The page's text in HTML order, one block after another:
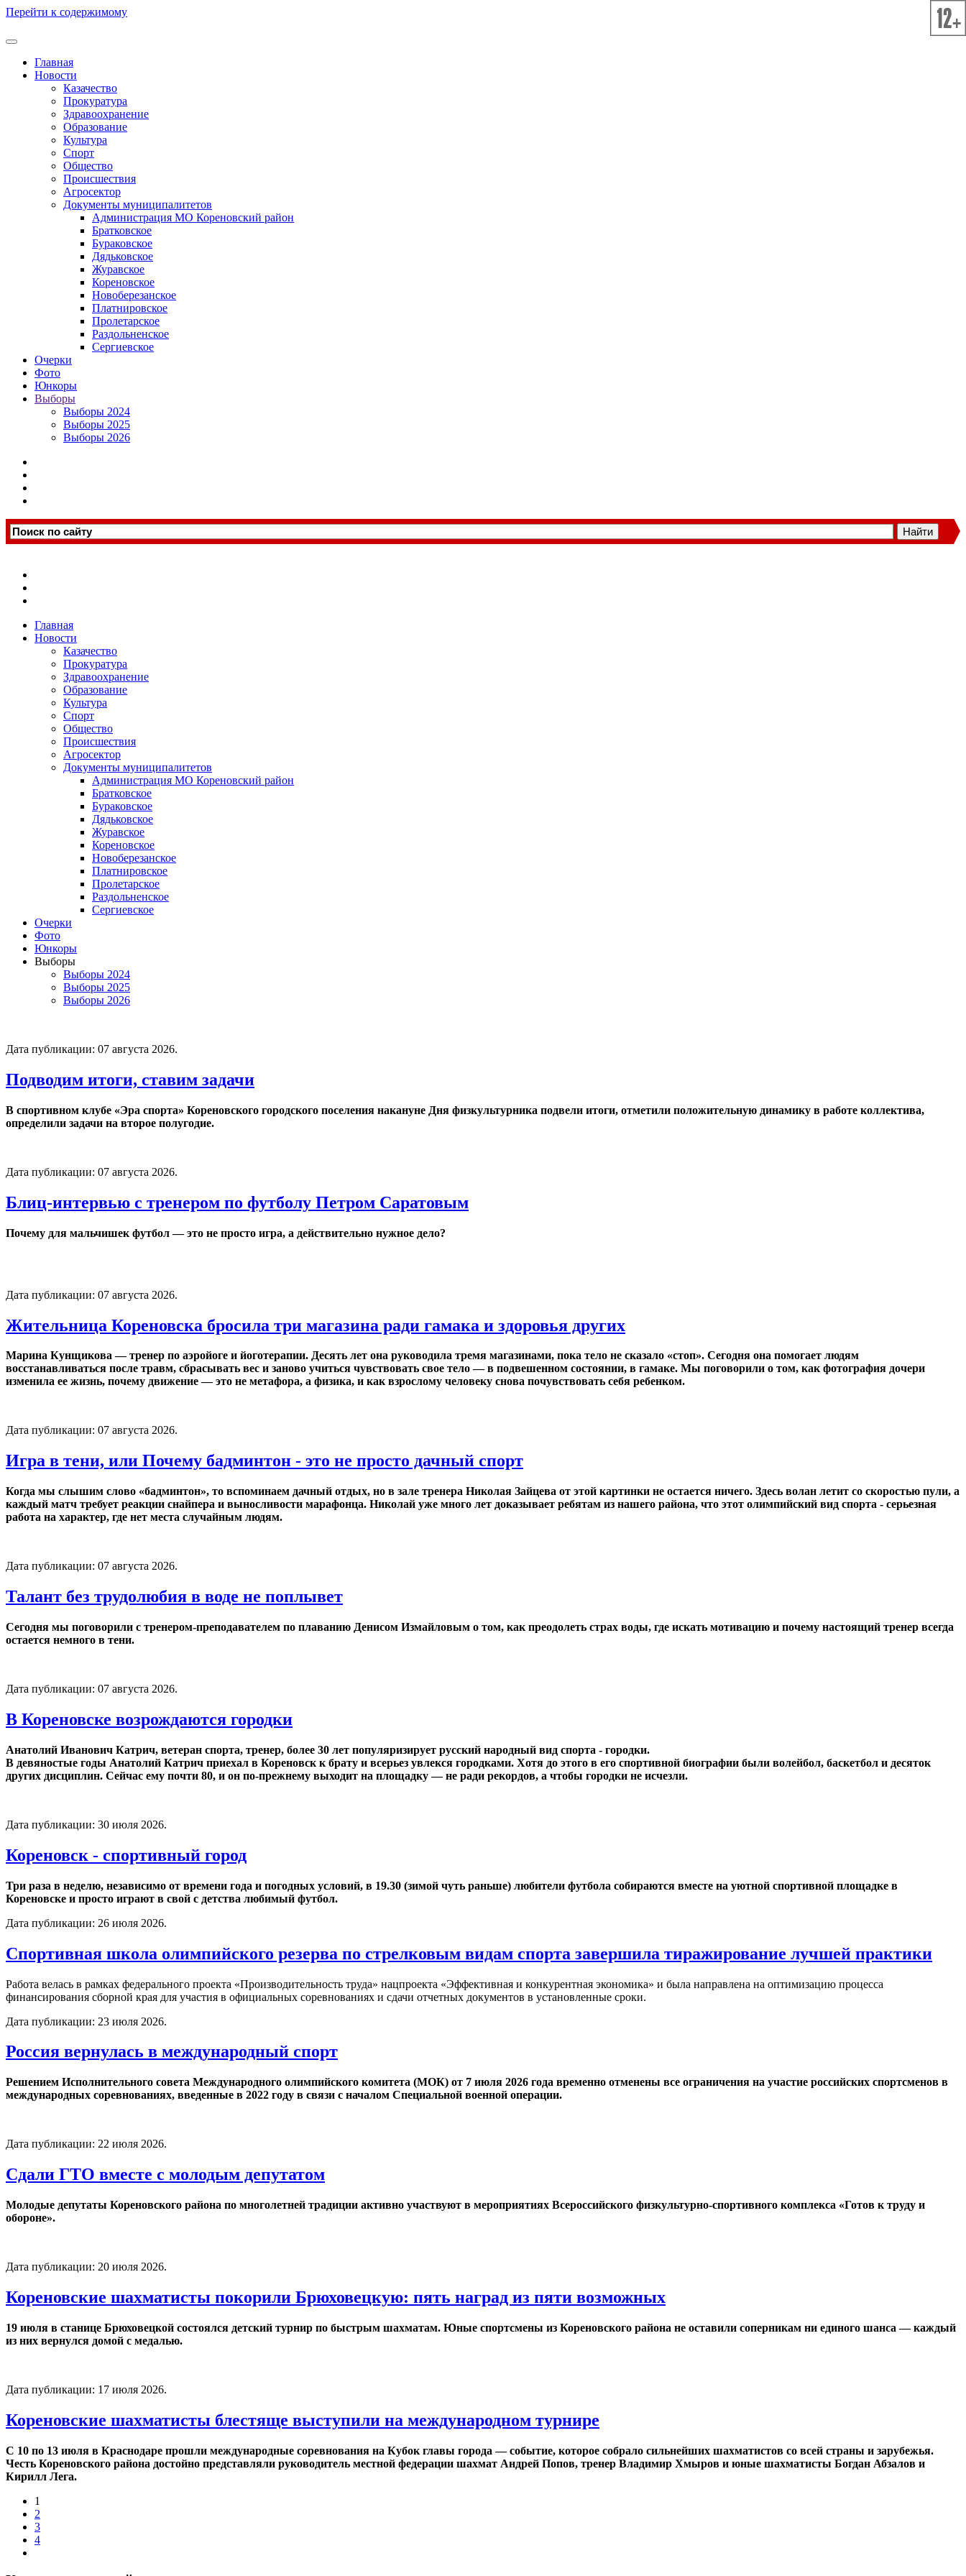
Перейти к содержимому
Главная
Новости
Казачество
Прокуратура
Здравоохранение
Образование
Культура
Спорт
Общество
Происшествия
Агросектор
Документы муниципалитетов
Администрация МО Кореновский район
Братковское
Бураковское
Дядьковское
Журавское
Кореновское
Новоберезанское
Платнировское
Пролетарское
Раздольненское
Сергиевское
Очерки
Фото
Юнкоры
Выборы
Выборы 2024
Выборы 2025
Выборы 2026
Главная
Новости
Казачество
Прокуратура
Здравоохранение
Образование
Культура
Спорт
Общество
Происшествия
Агросектор
Документы муниципалитетов
Администрация МО Кореновский район
Братковское
Бураковское
Дядьковское
Журавское
Кореновское
Новоберезанское
Платнировское
Пролетарское
Раздольненское
Сергиевское
Очерки
Фото
Юнкоры
Выборы
Выборы 2024
Выборы 2025
Выборы 2026
Дата публикации: 07 августа 2026.
Подводим итоги, ставим задачи
В спортивном клубе «Эра спорта» Кореновского городского поселения накануне Дня физкультурника подвели итоги, отметили положительную динамику в работе коллектива,
определили задачи на второе полугодие.
Дата публикации: 07 августа 2026.
Блиц-интервью с тренером по футболу Петром Саратовым
Почему для мальчишек футбол — это не просто игра, а действительно нужное дело?
Дата публикации: 07 августа 2026.
Жительница Кореновска бросила три магазина ради гамака и здоровья других
Марина Кунщикова — тренер по аэройоге и йоготерапии. Десять лет она руководила тремя магазинами, пока тело не сказало «стоп». Сегодня она помогает людям
восстанавливаться после травм, сбрасывать вес и заново учиться чувствовать свое тело — в подвешенном состоянии, в гамаке. Мы поговорили о том, как фотография дочери
изменила ее жизнь, почему движение — это не метафора, а физика, и как взрослому человеку снова почувствовать себя ребенком.
Дата публикации: 07 августа 2026.
Игра в тени, или Почему бадминтон - это не просто дачный спорт
Когда мы слышим слово «бадминтон», то вспоминаем дачный отдых, но в зале тренера Николая Зайцева от этой картинки не остается ничего. Здесь волан летит со скоростью пули, а
каждый матч требует реакции снайпера и выносливости марафонца. Николай уже много лет доказывает ребятам из нашего района, что этот олимпийский вид спорта - серьезная
работа на характер, где нет места случайным людям.
Дата публикации: 07 августа 2026.
Талант без трудолюбия в воде не поплывет
Сегодня мы поговорили с тренером-преподавателем по плаванию Денисом Измайловым о том, как преодолеть страх воды, где искать мотивацию и почему настоящий тренер всегда
остается немного в тени.
Дата публикации: 07 августа 2026.
В Кореновске возрождаются городки
Анатолий Иванович Катрич, ветеран спорта, тренер, более 30 лет популяризирует русский народный вид спорта - городки.
В девяностые годы Анатолий Катрич приехал в Кореновск к брату и всерьез увлекся городками. Хотя до этого в его спортивной биографии были волейбол, баскетбол и десяток
других дисциплин. Сейчас ему почти 80, и он по-прежнему выходит на площадку — не ради рекордов, а чтобы городки не исчезли.
Дата публикации: 30 июля 2026.
Кореновск - спортивный город
Три раза в неделю, независимо от времени года и погодных условий, в 19.30 (зимой чуть раньше) любители футбола собираются вместе на уютной спортивной площадке в
Кореновске и просто играют в свой с детства любимый футбол.
Дата публикации: 26 июля 2026.
Спортивная школа олимпийского резерва по стрелковым видам спорта завершила тиражирование лучшей практики
Работа велась в рамках федерального проекта «Производительность труда» нацпроекта «Эффективная и конкурентная экономика» и была направлена на оптимизацию процесса
финансирования сборной края для участия в официальных соревнованиях и сдачи отчетных документов в установленные сроки.
Дата публикации: 23 июля 2026.
Россия вернулась в международный спорт
Решением Исполнительного совета Международного олимпийского комитета (МОК) от 7 июля 2026 года временно отменены все ограничения на участие российских спортсменов в
международных соревнованиях, введенные в 2022 году в связи с началом Специальной военной операции.
Дата публикации: 22 июля 2026.
Сдали ГТО вместе с молодым депутатом
Молодые депутаты Кореновского района по многолетней традиции активно участвуют в мероприятиях Всероссийского физкультурно-спортивного комплекса «Готов к труду и
обороне».
Дата публикации: 20 июля 2026.
Кореновские шахматисты покорили Брюховецкую: пять наград из пяти возможных
19 июля в станице Брюховецкой состоялся детский турнир по быстрым шахматам. Юные спортсмены из Кореновского района не оставили соперникам ни единого шанса — каждый
из них вернулся домой с медалью.
Дата публикации: 17 июля 2026.
Корeновские шахматисты блестяще выступили на международном турнире
С 10 по 13 июля в Краснодаре прошли международные соревнования на Кубок главы города — событие, которое собрало сильнейших шахматистов со всей страны и зарубежья.
Честь Кореновского района достойно представляли руководитель местной федерации шахмат Андрей Попов, тренер Владимир Хмыров и юные шахматисты Богдан Абзалов и
Кирилл Лега.
1
2
3
4